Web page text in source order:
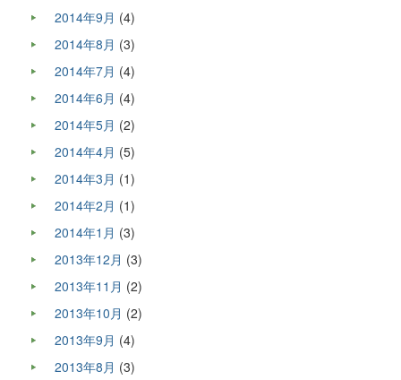
2014年9月 (4)
2014年8月 (3)
2014年7月 (4)
2014年6月 (4)
2014年5月 (2)
2014年4月 (5)
2014年3月 (1)
2014年2月 (1)
2014年1月 (3)
2013年12月 (3)
2013年11月 (2)
2013年10月 (2)
2013年9月 (4)
2013年8月 (3)